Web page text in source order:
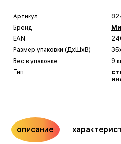
Артикул
Бренд
EAN
Размер упаковки (ДxШxВ)
Вес в упаковке
9
Тип
описание